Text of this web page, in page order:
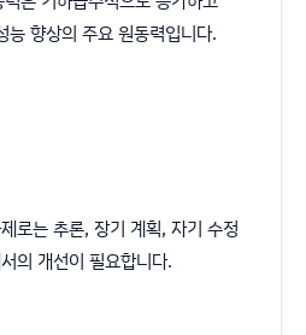
향상의 주요 원동력입니다.
로는 추론, 장기 계획, 자기 수정
의 개선이 필요합니다.